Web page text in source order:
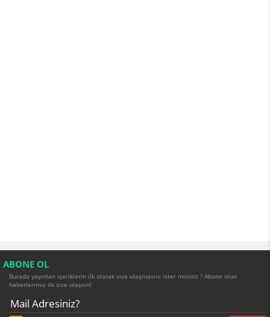
ABONE OL
Burada yayınlan içeriklerin ilk olarak size ulaşmasını ister misiniz ? Abone olun
haberlerimiz ilk size ulaşsın!